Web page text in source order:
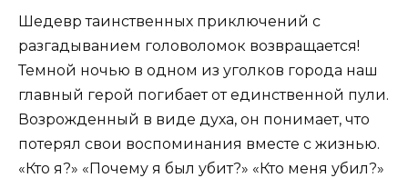
Шедевр таинственных приключений с
разгадыванием головоломок возвращается!
Темной ночью в одном из уголков города наш
главный герой погибает от единственной пули.
Возрожденный в виде духа, он понимает, что
потерял свои воспоминания вместе с жизнью.
«Кто я?» «Почему я был убит?» «Кто меня убил?»